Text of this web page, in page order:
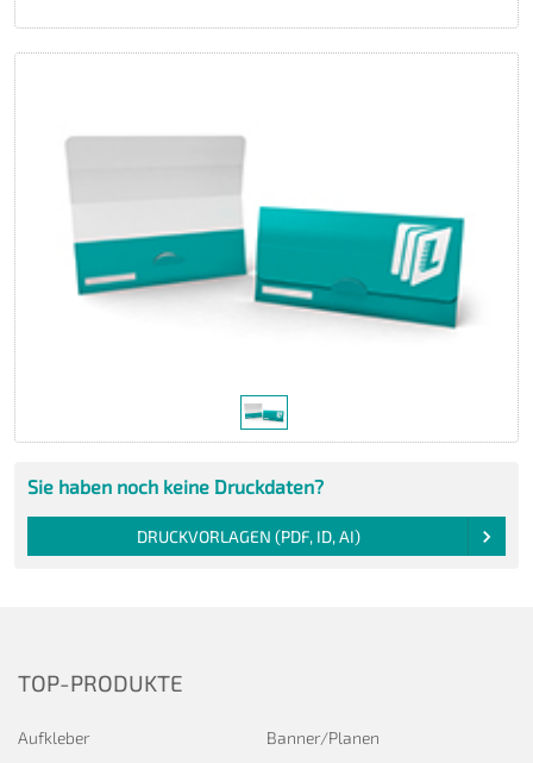
Sie haben noch keine Druckdaten?
DRUCKVORLAGEN (PDF, ID, AI)
TOP-PRODUKTE
Aufkleber
Banner/Planen